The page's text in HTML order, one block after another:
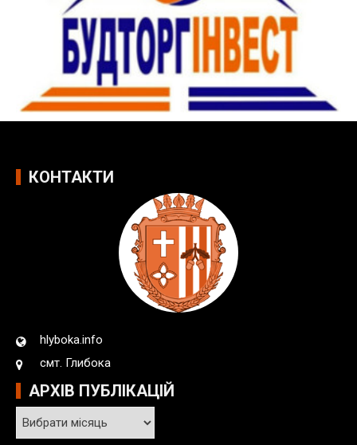
КОНТАКТИ
hlyboka.info
смт. Глибока
АРХІВ ПУБЛІКАЦІЙ
А
р